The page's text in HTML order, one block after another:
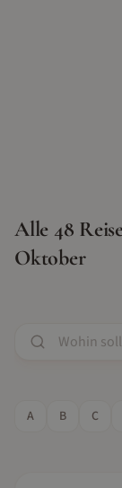
Alle 48
Oktober
A B C